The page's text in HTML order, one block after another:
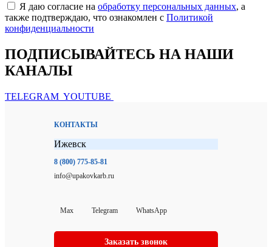
Я даю согласие на обработку персональных данных, а
также подтверждаю, что ознакомлен с Политикой
конфиденциальности
ПОДПИСЫВАЙТЕСЬ НА НАШИ
КАНАЛЫ
TELEGRAM YOUTUBE
КОНТАКТЫ
Ижевск
8 (800) 775-85-81
info@upakovkarb.ru
Max Telegram WhatsApp
Заказать звонок